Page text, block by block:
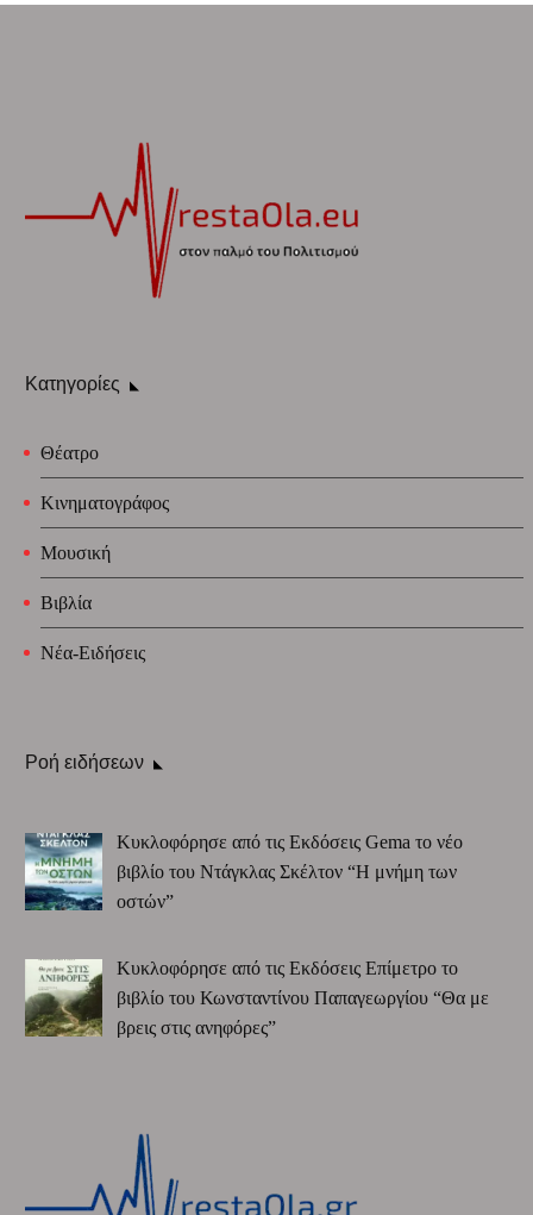
Κατηγορίες
Θέατρο
Κινηματογράφος
Μουσική
Βιβλία
Νέα-Ειδήσεις
Ροή ειδήσεων
Κυκλοφόρησε από τις Εκδόσεις Gema το νέο
βιβλίο του Ντάγκλας Σκέλτον “Η μνήμη των
οστών”
Κυκλοφόρησε από τις Εκδόσεις Επίμετρο το
βιβλίο του Κωνσταντίνου Παπαγεωργίου “Θα με
βρεις στις ανηφόρες”